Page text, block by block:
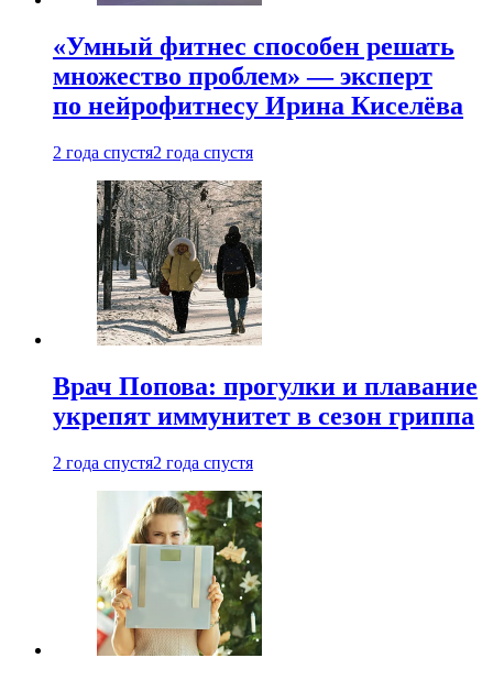
«Умный фитнес способен решать
множество проблем» — эксперт
по нейрофитнесу Ирина Киселёва
2 года спустя2 года спустя
Врач Попова: прогулки и плавание
укрепят иммунитет в сезон гриппа
2 года спустя2 года спустя